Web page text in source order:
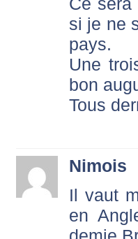
si je ne
pays.
Une
bon
Tous
Nimois
Il vaut
en